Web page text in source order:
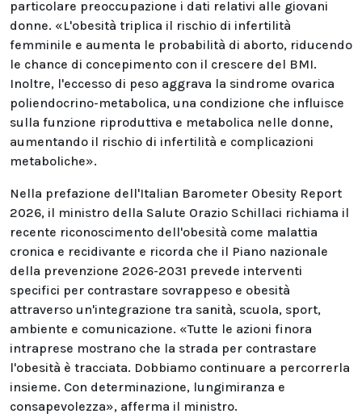
particolare preoccupazione i dati relativi alle giovani
donne. «L'obesità triplica il rischio di infertilità
femminile e aumenta le probabilità di aborto, riducendo
le chance di concepimento con il crescere del BMI.
Inoltre, l'eccesso di peso aggrava la sindrome ovarica
poliendocrino-metabolica, una condizione che influisce
sulla funzione riproduttiva e metabolica nelle donne,
aumentando il rischio di infertilità e complicazioni
metaboliche».
Nella prefazione dell'Italian Barometer Obesity Report
2026, il ministro della Salute Orazio Schillaci richiama il
recente riconoscimento dell'obesità come malattia
cronica e recidivante e ricorda che il Piano nazionale
della prevenzione 2026-2031 prevede interventi
specifici per contrastare sovrappeso e obesità
attraverso un'integrazione tra sanità, scuola, sport,
ambiente e comunicazione. «Tutte le azioni finora
intraprese mostrano che la strada per contrastare
l'obesità è tracciata. Dobbiamo continuare a percorrerla
insieme. Con determinazione, lungimiranza e
consapevolezza», afferma il ministro.